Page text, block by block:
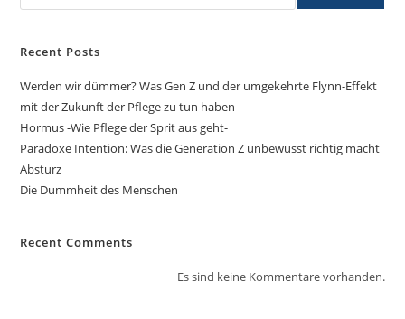
Recent Posts
Werden wir dümmer? Was Gen Z und der umgekehrte Flynn-Effekt
mit der Zukunft der Pflege zu tun haben
Hormus -Wie Pflege der Sprit aus geht-
Paradoxe Intention: Was die Generation Z unbewusst richtig macht
Absturz
Die Dummheit des Menschen
Recent Comments
Es sind keine Kommentare vorhanden.